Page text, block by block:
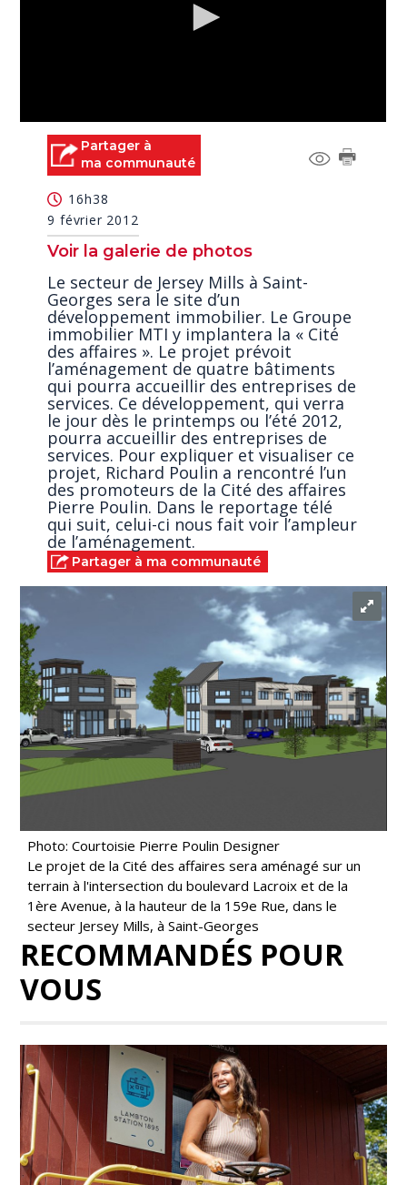
seconds Partager à
ma communauté
16h38
9 février 2012
Voir la galerie de photos
Le secteur de Jersey Mills à Saint-
Georges sera le site d’un
développement immobilier. Le Groupe
immobilier MTI y implantera la « Cité
des affaires ». Le projet prévoit
l’aménagement de quatre bâtiments
qui pourra accueillir des entreprises de
services. Ce développement, qui verra
le jour dès le printemps ou l’été 2012,
pourra accueillir des entreprises de
services. Pour expliquer et visualiser ce
projet, Richard Poulin a rencontré l’un
des promoteurs de la Cité des affaires
Pierre Poulin. Dans le reportage télé
qui suit, celui-ci nous fait voir l’ampleur
de l’aménagement.
Partager à ma communauté
Photo: Courtoisie Pierre Poulin Designer
Le projet de la Cité des affaires sera aménagé sur un
terrain à l'intersection du boulevard Lacroix et de la
1ère Avenue, à la hauteur de la 159e Rue, dans le
secteur Jersey Mills, à Saint-Georges
RECOMMANDÉS POUR
VOUS